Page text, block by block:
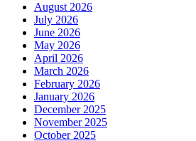
August 2026
July 2026
June 2026
May 2026
April 2026
March 2026
February 2026
January 2026
December 2025
November 2025
October 2025